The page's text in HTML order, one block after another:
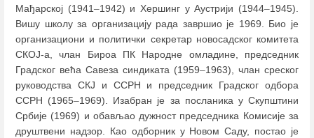
Мађарској (1941–1942) и Хершинг у Аустрији (1944–1945).
Вишу школу за организацију рада завршио је 1969. Био је
организациони и политички секретар новосадског комитета
СКОЈ-а, члан Бироа ПК Народне омладине, председник
Градског већа Савеза синдиката (1959–1963), члан среског
руководства СКЈ и ССРН и председник Градског одбора
ССРН (1965–1969). Изабран је за посланика у Скупштини
Србије (1969) и обављао дужност председника Комисије за
друштвени надзор. Као одборник у Новом Саду, постао је